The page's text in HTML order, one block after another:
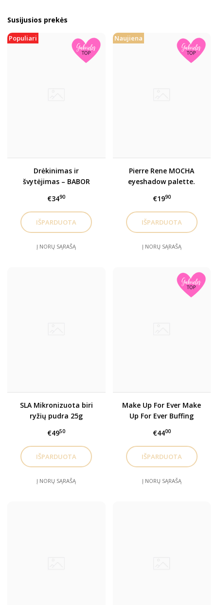
Susijusios prekės
Populiari
Drėkinimas ir
švytėjimas – BABOR
Glow
€3490
Į NORŲ SĄRAŠĄ
Naujiena
Pierre Rene MOCHA
eyeshadow palette.
€1990
Į NORŲ SĄRAŠĄ
SLA Mikronizuota biri
ryžių pudra 25g
€4950
Į NORŲ SĄRAŠĄ
Make Up For Ever Make
Up For Ever Buffing
Šepetėlis kreminei
pudrai 1 vnt.
€4400
Į NORŲ SĄRAŠĄ